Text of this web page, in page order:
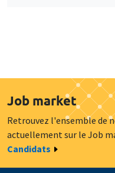
Job market
Retrouvez l'ensemble de
actuellement sur le Job
Candidats